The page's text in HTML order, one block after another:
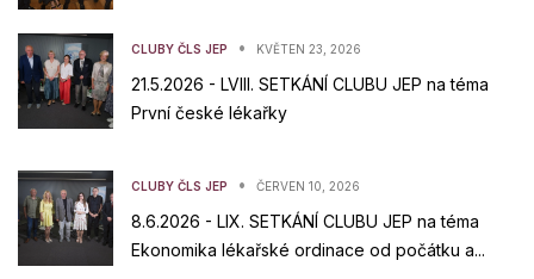
CLUBY ČLS JEP • KVĚTEN 23, 2026
21.5.2026 - LVIII. SETKÁNÍ CLUBU JEP na téma
První české lékařky
CLUBY ČLS JEP • ČERVEN 10, 2026
8.6.2026 - LIX. SETKÁNÍ CLUBU JEP na téma
Ekonomika lékařské ordinace od počátku a...